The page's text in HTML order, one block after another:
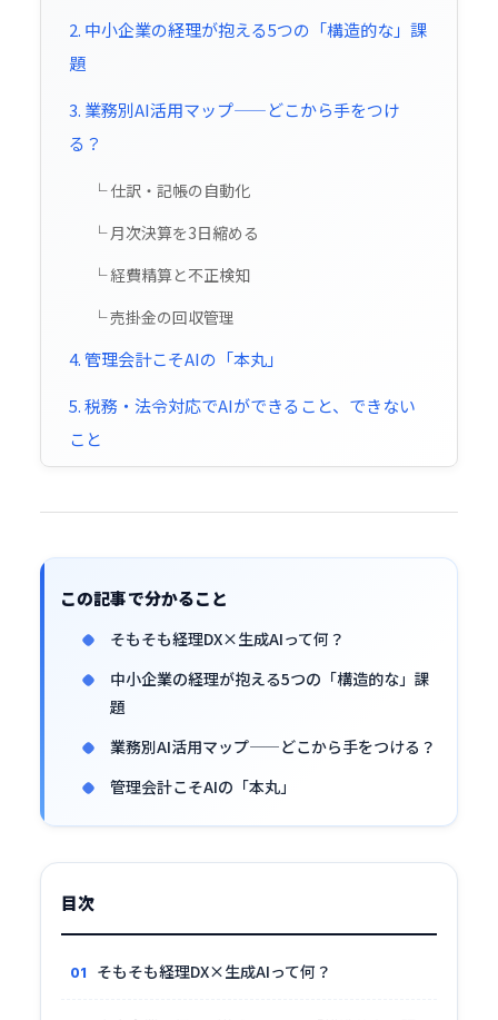
2. 中小企業の経理が抱える5つの「構造的な」課
題
3. 業務別AI活用マップ——どこから手をつけ
る？
└ 仕訳・記帳の自動化
└ 月次決算を3日縮める
└ 経費精算と不正検知
└ 売掛金の回収管理
4. 管理会計こそAIの「本丸」
5. 税務・法令対応でAIができること、できない
こと
んなに違う
7. 3ヶ月ロードマップ——「習慣化」がすべてを
決める
8. よくある質問
9. まとめ
この記事で分かること
そもそも経理DX×生成AIって何？
中小企業の経理が抱える5つの「構造的な」課
題
業務別AI活用マップ——どこから手をつける？
管理会計こそAIの「本丸」
目次
そもそも経理DX×生成AIって何？